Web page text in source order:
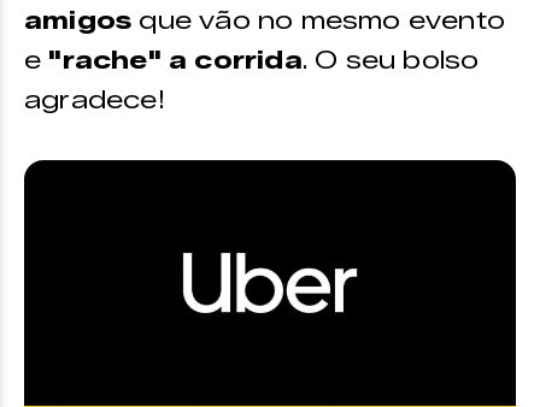
amigos que vão no mesmo evento
e "rache" a corrida. O seu bolso
agradece!